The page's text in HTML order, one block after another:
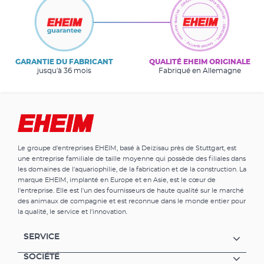
GARANTIE DU FABRICANT
jusqu'à 36 mois
QUALITÉ EHEIM ORIGINALE
Fabriqué en Allemagne
Le groupe d'entreprises EHEIM, basé à Deizisau près de Stuttgart, est
une entreprise familiale de taille moyenne qui possède des filiales dans
les domaines de l'aquariophilie, de la fabrication et de la construction. La
marque EHEIM, implanté en Europe et en Asie, est le cœur de
l'entreprise. Elle est l'un des fournisseurs de haute qualité sur le marché
des animaux de compagnie et est reconnue dans le monde entier pour
la qualité, le service et l'innovation.
SERVICE
SOCIÉTÉ